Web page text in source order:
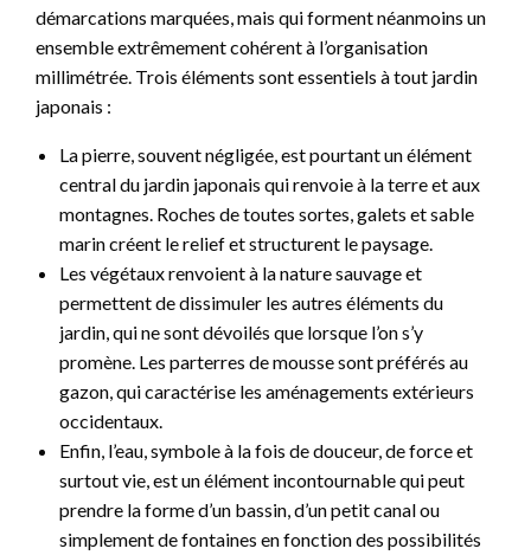
démarcations marquées, mais qui forment néanmoins un
ensemble extrêmement cohérent à l’organisation
millimétrée. Trois éléments sont essentiels à tout jardin
japonais :
La pierre, souvent négligée, est pourtant un élément
central du jardin japonais qui renvoie à la terre et aux
montagnes. Roches de toutes sortes, galets et sable
marin créent le relief et structurent le paysage.
Les végétaux renvoient à la nature sauvage et
permettent de dissimuler les autres éléments du
jardin, qui ne sont dévoilés que lorsque l’on s’y
promène. Les parterres de mousse sont préférés au
gazon, qui caractérise les aménagements extérieurs
occidentaux.
Enfin, l’eau, symbole à la fois de douceur, de force et
surtout vie, est un élément incontournable qui peut
prendre la forme d’un bassin, d’un petit canal ou
simplement de fontaines en fonction des possibilités